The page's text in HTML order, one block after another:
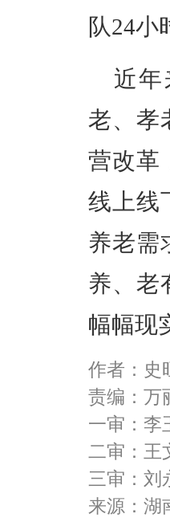
队24小
近
老、孝
营改革
线上线
养老需
养、老
幅幅现
作者：史
责编：万
一审：李
二审：王
三审：刘
来源：湖